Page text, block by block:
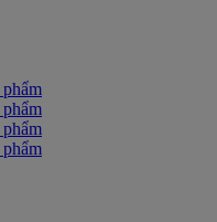
phẩm
phẩm
phẩm
phẩm